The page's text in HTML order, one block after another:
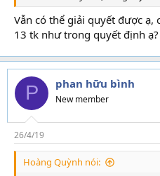
Vẫn có thể giải quyết được ạ,
13 tk như trong quyết định ạ?
P phan hữu bình
New member
26/4/19
Hoàng Quỳnh nói: